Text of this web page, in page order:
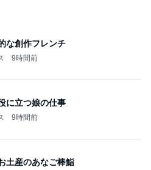
な創作フレンチ
9時間前
に立つ娘の仕事
9時間前
土産のあなご棒鮨